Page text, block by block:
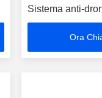
Sistema anti-
alta potenza con
Ora